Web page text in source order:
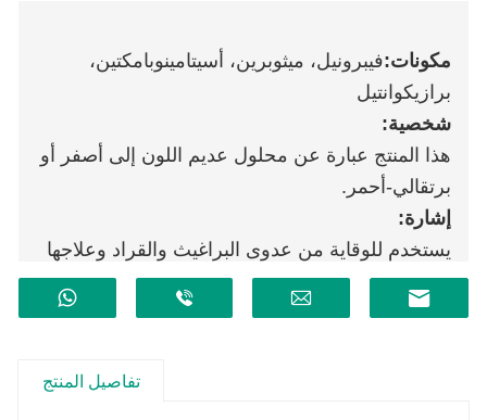
مكونات:فيبرونيل، ميثوبرين، أسيتامينوبامكتين،
برازيكوانتيل
شخصية:
هذا المنتج عبارة عن محلول عديم اللون إلى أصفر أو
برتقالي-أحمر.
إشارة:
يستخدم للوقاية من عدوى البراغيث والقراد وعلاجها
في القطط، وعلاج عدوى الديدان الخيطية الهضمية
والدودة الشريطية، ويمكن استخدامه كعلاج مساعد
تفاصيل المنتج